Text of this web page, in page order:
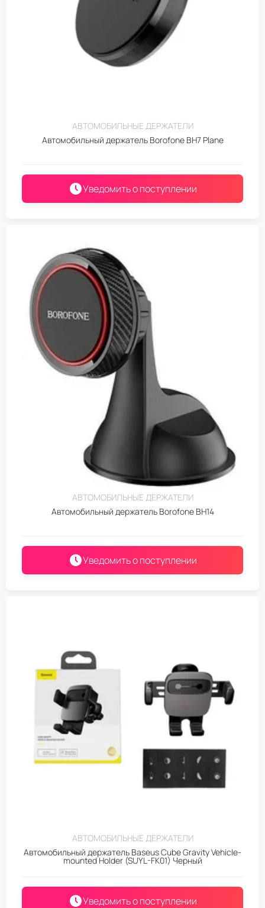
АВТОМОБИЛЬНЫЕ ДЕРЖАТЕЛИ
Автомобильный держатель Borofone BH7 Plane
Уведомить о поступлении
АВТОМОБИЛЬНЫЕ ДЕРЖАТЕЛИ
Автомобильный держатель Borofone BH14
Уведомить о поступлении
АВТОМОБИЛЬНЫЕ ДЕРЖАТЕЛИ
Автомобильный держатель Baseus Cube Gravity Vehicle-
mounted Holder (SUYL-FK01) Черный
Уведомить о поступлении